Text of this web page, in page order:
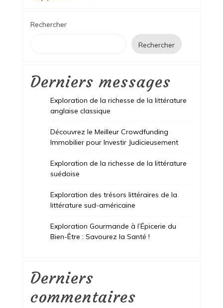
Rechercher
Rechercher
Derniers messages
Exploration de la richesse de la littérature
anglaise classique
Découvrez le Meilleur Crowdfunding
Immobilier pour Investir Judicieusement
Exploration de la richesse de la littérature
suédoise
Exploration des trésors littéraires de la
littérature sud-américaine
Exploration Gourmande à l’Épicerie du
Bien-Être : Savourez la Santé !
Derniers
commentaires